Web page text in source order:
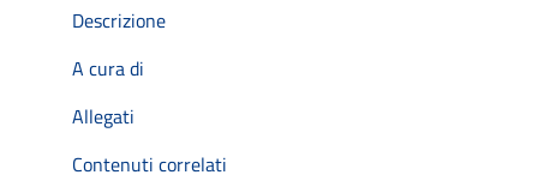
Descrizione
A cura di
Allegati
Contenuti correlati